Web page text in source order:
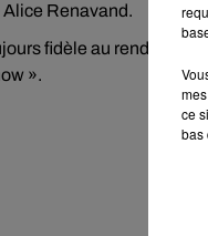
Renavand.
fidèle au rendez-
».
ce
bas